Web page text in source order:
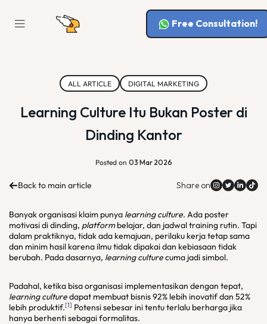
Free Consultation!
ALL ARTICLE DIGITAL MARKETING
Learning Culture Itu Bukan Poster di
Dinding Kantor
Posted on 03 Mar 2026
Back to main article Share on
Banyak organisasi klaim punya learning culture. Ada poster
motivasi di dinding, platformbelajar, dan jadwal training rutin. Tapi
dalam praktiknya, tidak ada kemajuan, perilaku kerja tetap sama
dan minim hasil karena ilmu tidak dipakai dan kebiasaan tidak
berubah. Pada dasarnya, learning culturecuma jadi simbol.
Padahal, ketika bisa organisasi implementasikan dengan tepat,
learning culturedapat membuat bisnis 92% lebih inovatif dan 52%
lebih produktif.[1] Potensi sebesar ini tentu terlalu berharga jika
hanya berhenti sebagai formalitas.